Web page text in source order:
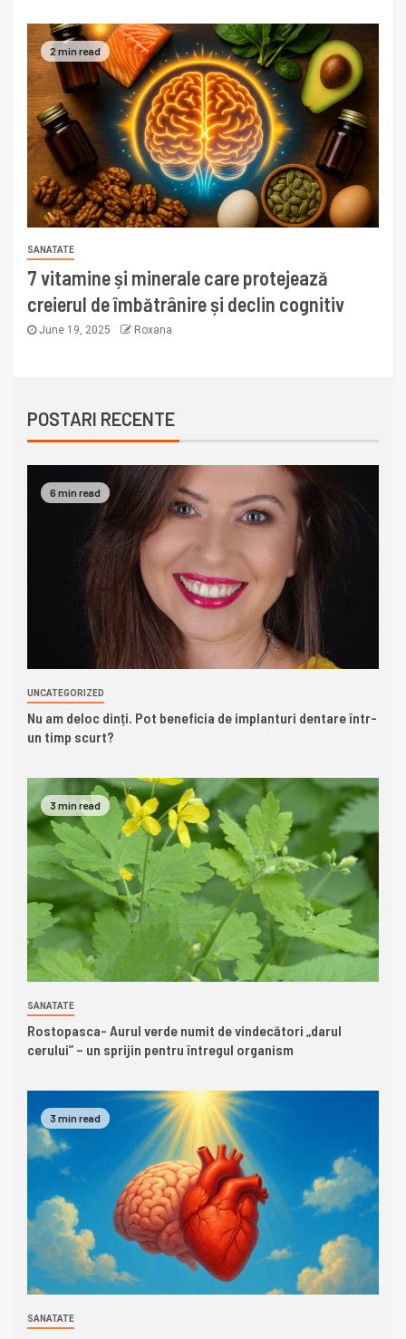
2 min read
SANATATE
7 vitamine și minerale care protejează
creierul de îmbătrânire și declin cognitiv
June 19, 2025 Roxana
POSTARI RECENTE
6 min read
UNCATEGORIZED
Nu am deloc dinți. Pot beneficia de implanturi dentare într-
un timp scurt?
3 min read
SANATATE
Rostopasca- Aurul verde numit de vindecători „darul
cerului” – un sprijin pentru întregul organism
3 min read
SANATATE